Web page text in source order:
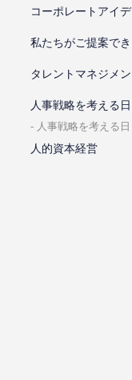
コーポレートアイ
私たちがご提案で
タレントマネジメ
⼈事戦略を考える
⼈事戦略を考える
人的資本経営